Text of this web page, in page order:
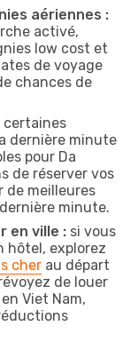
aériennes :
activé,
low cost et
de voyage
chances de
certaines
dernière minute
pour Da
de réserver vos
de meilleures
minute.
en ville : si vous
hôtel, explorez
cher au départ
de louer
Viet Nam,